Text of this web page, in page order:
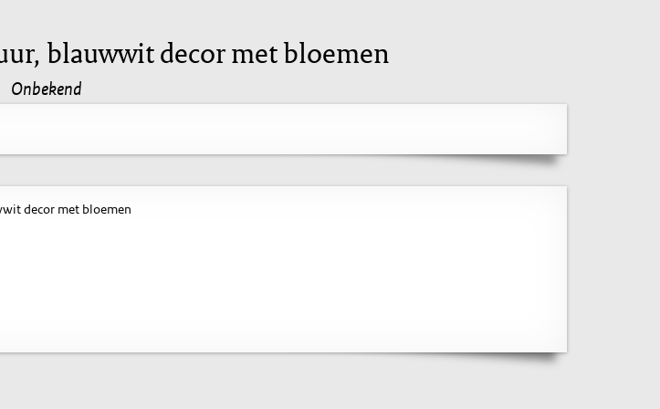
blauwwit decor met bloemen
Onbekend
decor met bloemen